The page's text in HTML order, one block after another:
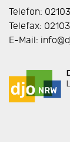
Telefon:
Telefax:
E-Mail: